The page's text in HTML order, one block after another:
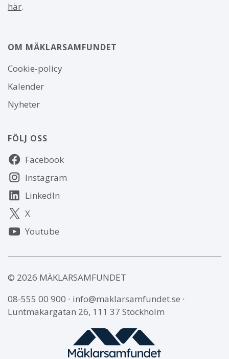
här.
OM MÄKLARSAMFUNDET
Om
webbplatsen
Cookie-policy
Kalender
Nyheter
FÖLJ OSS
Följ
oss Facebook
Instagram
LinkedIn
X
Youtube
© 2026 MÄKLARSAMFUNDET
08-555 00 900 ∙ info@maklarsamfundet.se ∙
Luntmakargatan 26, 111 37 Stockholm